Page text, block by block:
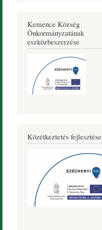
Kemence Község
Önkormányzatának
eszközbeszerzése
Közétkeztetés fejlesztése